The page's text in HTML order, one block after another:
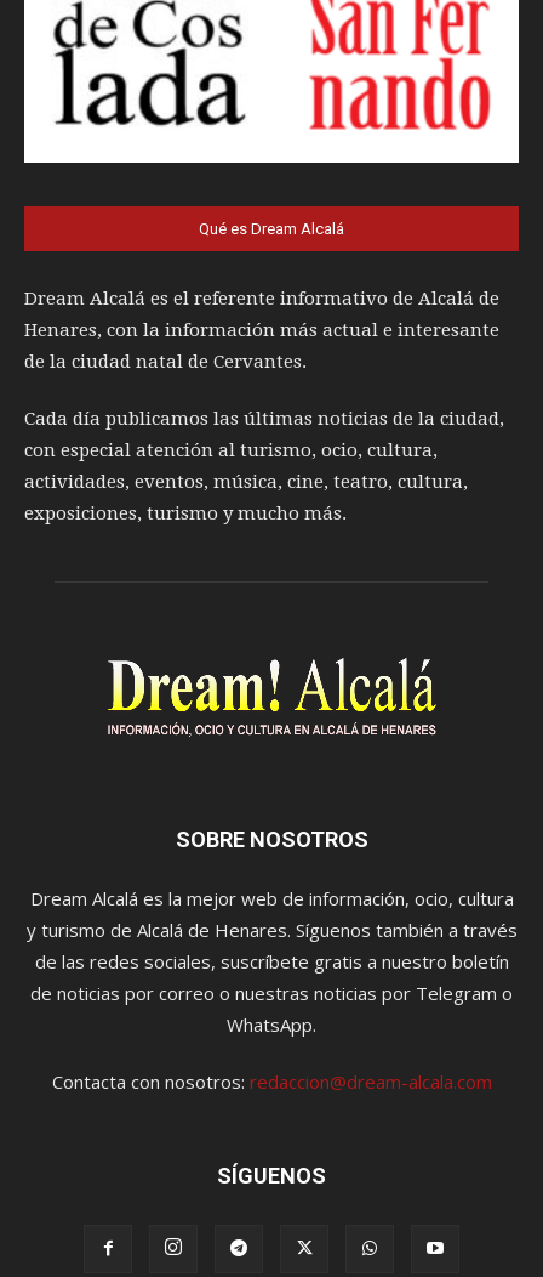
Qué es Dream Alcalá
Dream Alcalá es el referente informativo de Alcalá de
Henares, con la información más actual e interesante
de la ciudad natal de Cervantes.
Cada día publicamos las últimas noticias de la ciudad,
con especial atención al turismo, ocio, cultura,
actividades, eventos, música, cine, teatro, cultura,
exposiciones, turismo y mucho más.
SOBRE NOSOTROS
Dream Alcalá es la mejor web de información, ocio, cultura
y turismo de Alcalá de Henares. Síguenos también a través
de las redes sociales, suscríbete gratis a nuestro boletín
de noticias por correo o nuestras noticias por Telegram o
WhatsApp.
Contacta con nosotros: redaccion@dream-alcala.com
SÍGUENOS